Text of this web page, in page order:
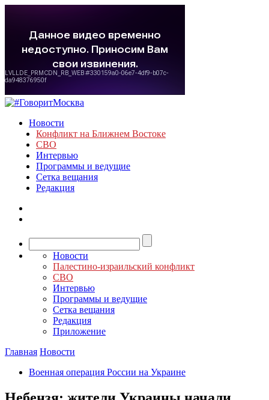
Новости
Конфликт на Ближнем Востоке
СВО
Интервью
Программы и ведущие
Сетка вещания
Редакция
Новости
Палестино-израильский конфликт
СВО
Интервью
Программы и ведущие
Сетка вещания
Редакция
Приложение
Главная Новости
Военная операция России на Украине